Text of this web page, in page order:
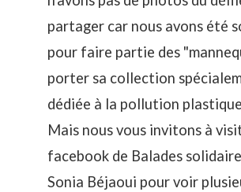
partager car nous avons été
pour faire partie des
porter sa collection
dédiée à la pollution
Mais nous vous invitons à
facebook de Balades
Sonia Béjaoui pour voir